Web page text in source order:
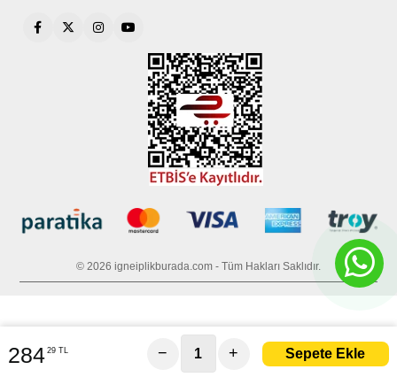
© 2026 igneiplikburada.com - Tüm Hakları Saklıdır.
284 29 TL − +